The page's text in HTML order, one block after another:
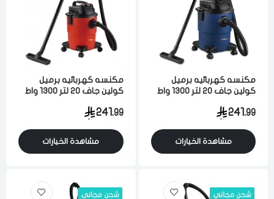
مكنسه كهربائيه برميل
كولين جاف 20 لتر 1300 واط
241.99
مشاهدة الخيارات
مكنسه كهربائيه برميل
كولين جاف 20 لتر 1300 واط
241.99
مشاهدة الخيارات
شحن مجاني شحن مجاني